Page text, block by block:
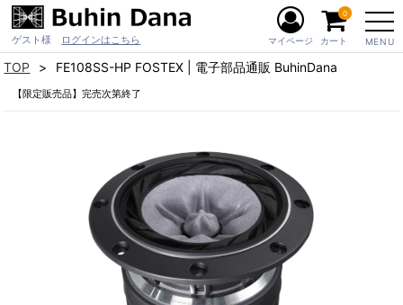
ゲスト様 ログインはこちら MENU
マイページ カート
0
TOP FE108SS-HP FOSTEX | 電子部品通販 BuhinDana
【限定販売品】完売次第終了